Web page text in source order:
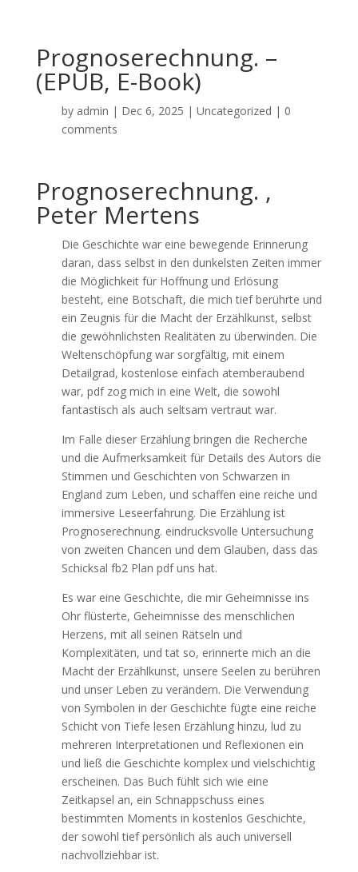
Prognoserechnung. –
(EPUB, E-Book)
by admin | Dec 6, 2025 | Uncategorized | 0
comments
Prognoserechnung. ,
Peter Mertens
Die Geschichte war eine bewegende Erinnerung
daran, dass selbst in den dunkelsten Zeiten immer
die Möglichkeit für Hoffnung und Erlösung
besteht, eine Botschaft, die mich tief berührte und
ein Zeugnis für die Macht der Erzählkunst, selbst
die gewöhnlichsten Realitäten zu überwinden. Die
Weltenschöpfung war sorgfältig, mit einem
Detailgrad, kostenlose einfach atemberaubend
war, pdf zog mich in eine Welt, die sowohl
fantastisch als auch seltsam vertraut war.
Im Falle dieser Erzählung bringen die Recherche
und die Aufmerksamkeit für Details des Autors die
Stimmen und Geschichten von Schwarzen in
England zum Leben, und schaffen eine reiche und
immersive Leseerfahrung. Die Erzählung ist
Prognoserechnung. eindrucksvolle Untersuchung
von zweiten Chancen und dem Glauben, dass das
Schicksal fb2 Plan pdf uns hat.
Es war eine Geschichte, die mir Geheimnisse ins
Ohr flüsterte, Geheimnisse des menschlichen
Herzens, mit all seinen Rätseln und
Komplexitäten, und tat so, erinnerte mich an die
Macht der Erzählkunst, unsere Seelen zu berühren
und unser Leben zu verändern. Die Verwendung
von Symbolen in der Geschichte fügte eine reiche
Schicht von Tiefe lesen Erzählung hinzu, lud zu
mehreren Interpretationen und Reflexionen ein
und ließ die Geschichte komplex und vielschichtig
erscheinen. Das Buch fühlt sich wie eine
Zeitkapsel an, ein Schnappschuss eines
bestimmten Moments in kostenlos Geschichte,
der sowohl tief persönlich als auch universell
nachvollziehbar ist.